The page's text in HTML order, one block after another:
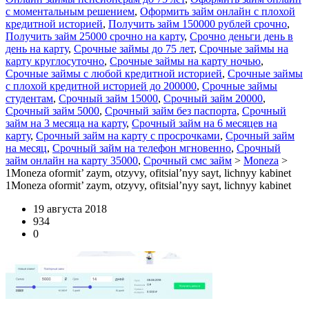
с моментальным решением, Оформить займ онлайн с плохой
кредитной историей, Получить займ 150000 рублей срочно,
Получить займ 25000 срочно на карту, Срочно деньги день в
день на карту, Срочные займы до 75 лет, Срочные займы на
карту круглосуточно, Срочные займы на карту ночью,
Срочные займы с любой кредитной историей, Срочные займы
с плохой кредитной историей до 200000, Срочные займы
студентам, Срочный займ 15000, Срочный займ 20000,
Срочный займ 5000, Срочный займ без паспорта, Срочный
займ на 3 месяца на карту, Срочный займ на 6 месяцев на
карту, Срочный займ на карту с просрочками, Срочный займ
на месяц, Срочный займ на телефон мгновенно, Срочный
займ онлайн на карту 35000, Срочный смс займ > Moneza >
1Moneza oformit’ zaym, otzyvy, ofitsial’nyy sayt, lichnyy kabinet
1Moneza oformit’ zaym, otzyvy, ofitsial’nyy sayt, lichnyy kabinet
19 августа 2018
934
0